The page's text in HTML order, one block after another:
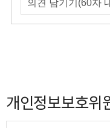
개인정보보호위